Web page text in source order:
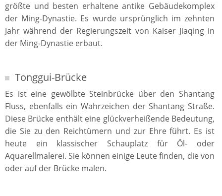
größte und besten erhaltene antike Gebäudekomplex
der Ming-Dynastie. Es wurde ursprünglich im zehnten
Jahr während der Regierungszeit von Kaiser Jiaqing in
der Ming-Dynastie erbaut.
Tonggui-Brücke
Es ist eine gewölbte Steinbrücke über den Shantang
Fluss, ebenfalls ein Wahrzeichen der Shantang Straße.
Diese Brücke enthält eine glückverheißende Bedeutung,
die Sie zu den Reichtümern und zur Ehre führt. Es ist
heute ein klassischer Schauplatz für Öl- oder
Aquarellmalerei. Sie können einige Leute finden, die von
oder auf der Brücke malen.